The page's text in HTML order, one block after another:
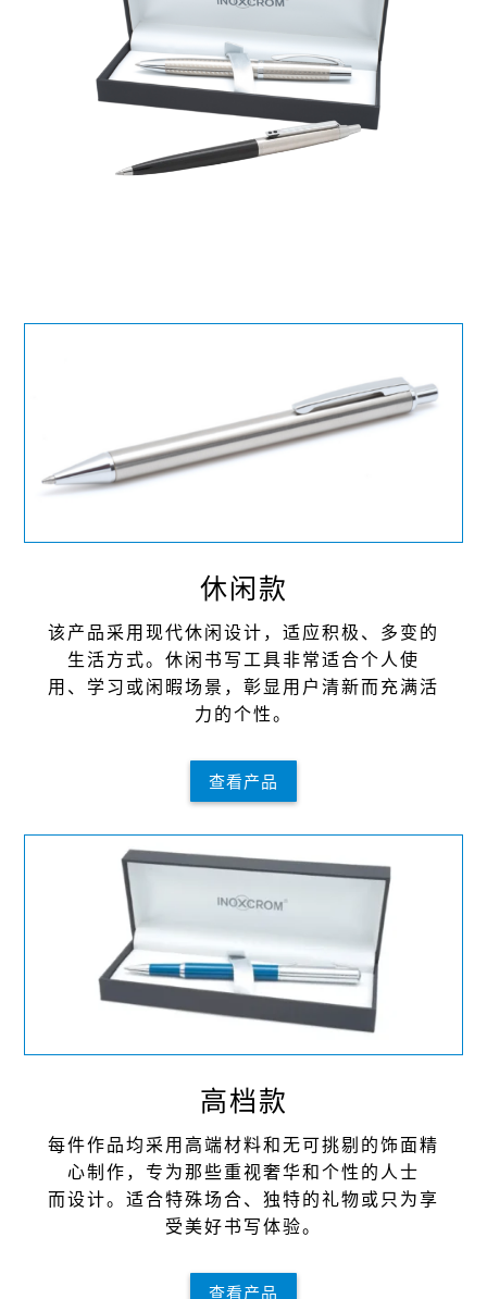
休闲款
该产品采⽤现代休闲设计，适应积极、多变的
⽣活⽅式。休闲书写⼯具⾮常适合个⼈使
⽤、学习或闲暇场景，彰显⽤户清新⽽充满活
⼒的个性。
查看产品
⾼档款
每件作品均采⽤⾼端材料和⽆可挑剔的饰⾯精
⼼制作，专为那些重视奢华和个性的⼈⼠
⽽设计。适合特殊场合、独特的礼物或只为享
受美好书写体验。
查看产品